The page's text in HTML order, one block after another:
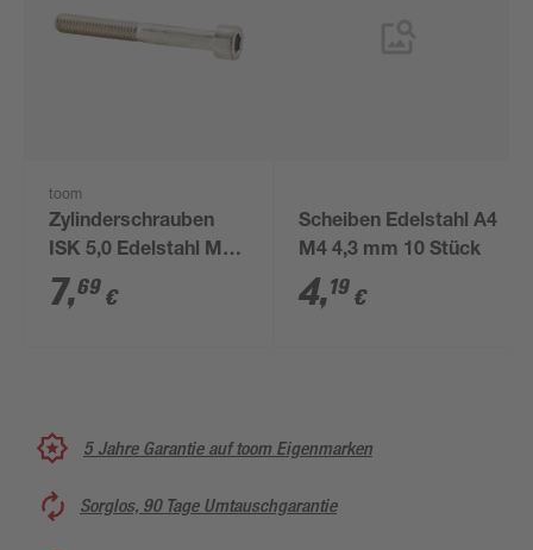
toom
Zylinderschrauben
ISK 5,0 Edelstahl M6
x 50 mm 4 Stück
7,69 €
Scheiben Edelstahl A4
M4 4,3 mm 10 Stück
4,19 €
5 Jahre Garantie auf toom Eigenmarken
Sorglos, 90 Tage Umtauschgarantie